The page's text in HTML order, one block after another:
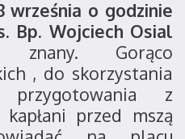
o godzinie
Bp. Wojciech Osial
znany. Gorąco
, do skorzystania
z
przed mszą